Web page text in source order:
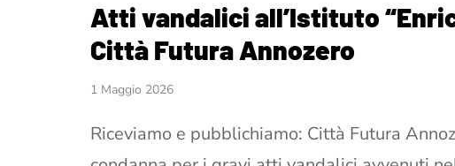
Atti vandalici all’Istituto
Città Futura Annozero
1 Maggio 2026
Riceviamo e pubblichiamo: Città Futura